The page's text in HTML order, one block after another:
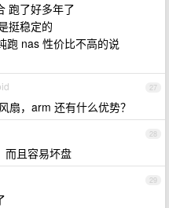
跑了好多年了
挺稳定的
跑 nas 性价比不高的说
27
扇，arm 还有什么优势？
28
而且容易坏盘
29